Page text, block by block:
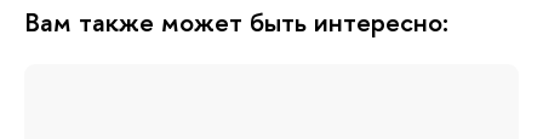
Вам также может быть интересно: